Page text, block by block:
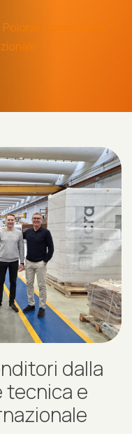
formazione
dalla
tecnica e